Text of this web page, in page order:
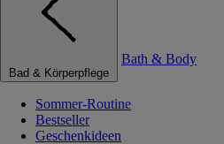
Bad & Körperpflege
Bath & Body
Sommer-Routine
Bestseller
Geschenkideen